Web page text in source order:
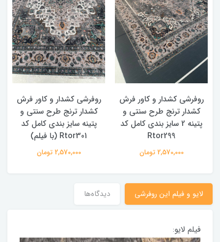
روفرشی کشدار و کاور فرش
کشدار ترنج طرح سنتی و
پتینه 2 سایز بندی کامل کد
Rtor299
2,570,000 تومان
روفرشی کشدار و کاور فرش
کشدار ترنج طرح سنتی و
پتینه سایز بندی کامل کد
Rtor301 (با فیلم)
2,570,000 تومان
لایو و فیلم این روفرشی دیدگاه‌ها
فیلم لایو: